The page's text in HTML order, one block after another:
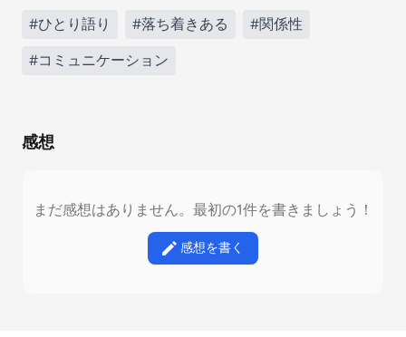
#ひとり語り #落ち着きある #関係性
#コミュニケーション
感想
まだ感想はありません。最初の1件を書きましょう！
感想を書く